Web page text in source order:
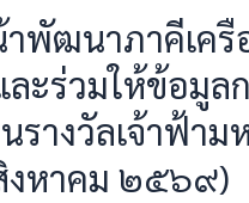
าพัฒนาภาคีเครื
ละร่วมให้ข้อมูล
รางวัลเจ้าฟ้าม
หาคม ๒๕๖๙)